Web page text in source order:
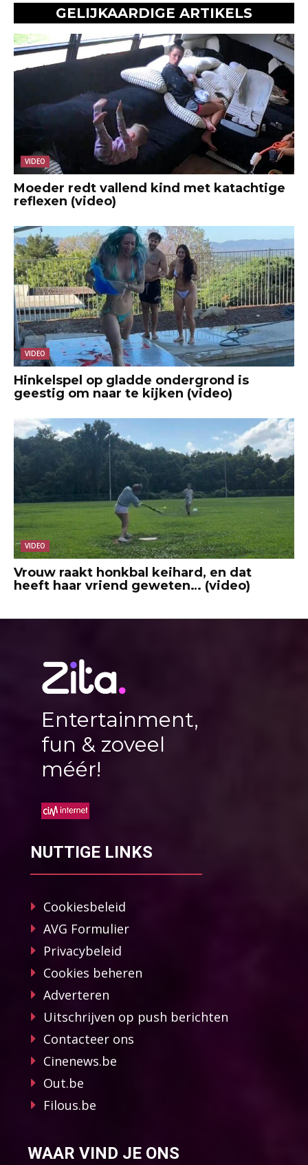
GELIJKAARDIGE ARTIKELS
VIDEO
Moeder redt vallend kind met katachtige
reflexen (video)
VIDEO
Hinkelspel op gladde ondergrond is
geestig om naar te kijken (video)
VIDEO
Vrouw raakt honkbal keihard, en dat
heeft haar vriend geweten… (video)
Entertainment,
fun & zoveel
méér!
NUTTIGE LINKS
Cookiesbeleid
AVG Formulier
Privacybeleid
Cookies beheren
Adverteren
Uitschrijven op push berichten
Contacteer ons
Cinenews.be
Out.be
Filous.be
WAAR VIND JE ONS